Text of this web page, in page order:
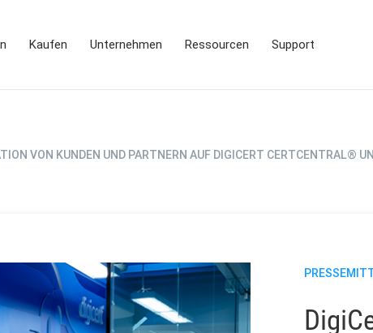
Kaufen Unternehmen Ressourcen Support
VON KUNDEN UND PARTNERN AUF DIGICERT CERTCENTRAL®